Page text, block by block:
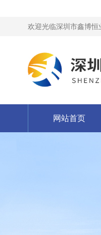
欢迎光临深圳市鑫博恒
网站首页